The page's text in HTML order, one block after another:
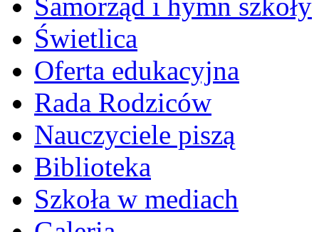
Świetlica
Oferta edukacyjna
Rada Rodziców
Nauczyciele piszą
Biblioteka
Szkoła w mediach